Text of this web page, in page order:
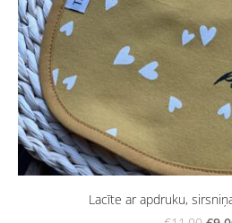
Lacīte ar apdruku,